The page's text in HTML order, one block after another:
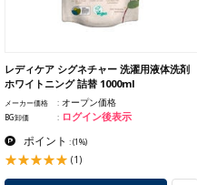
レディケア シグネチャー 洗濯用液体洗剤
ホワイトニング 詰替 1000ml
メーカー価格 オープン価格
BG卸価 ログイン後表示
ポイント :(1%)
(1)